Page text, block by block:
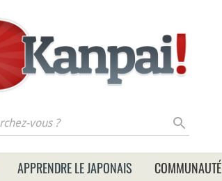
?
APPRENDRE LE JAPONAIS COMMUNAUTÉ